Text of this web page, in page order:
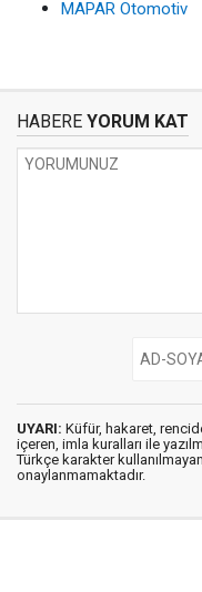
MAPAR Otomotiv
HABERE YORUM KAT
UYARI: Küfür, hakaret,
içeren, imla kuralları ile
Türkçe karakter
onaylanmamaktadır.